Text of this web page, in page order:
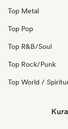
Top Metal
Top Pop
Top R&B/Soul
Top Rock/Punk
Top World /